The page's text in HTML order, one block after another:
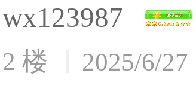
wx123987
2 楼 2025/6/